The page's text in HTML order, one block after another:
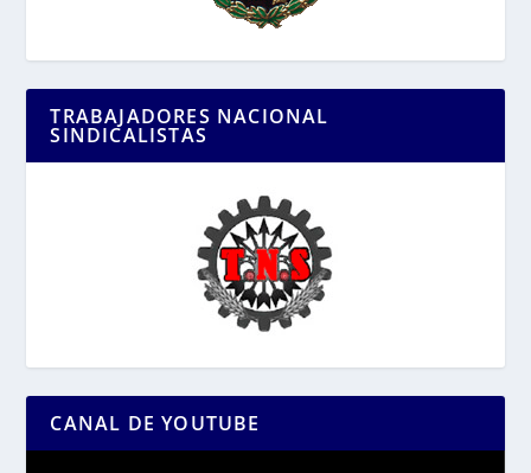
TRABAJADORES NACIONAL
SINDICALISTAS
CANAL DE YOUTUBE